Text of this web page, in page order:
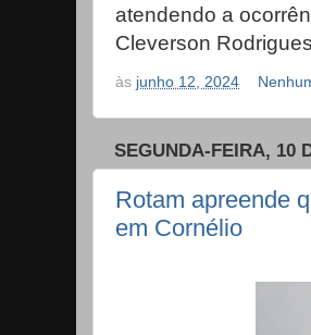
atendendo a
Cleverson
às junho 12, 2024
SEGUNDA-FEIRA, 10
Rotam apreende
em Cornélio